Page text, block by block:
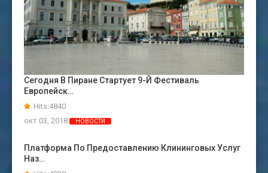
Сегодня В Пиране Стартует 9-Й Фестиваль
Европейск…
Hits:4840
окт 03, 2018
НОВОСТИ
Платформа По Предоставлению Клининговых Услуг
Наз…